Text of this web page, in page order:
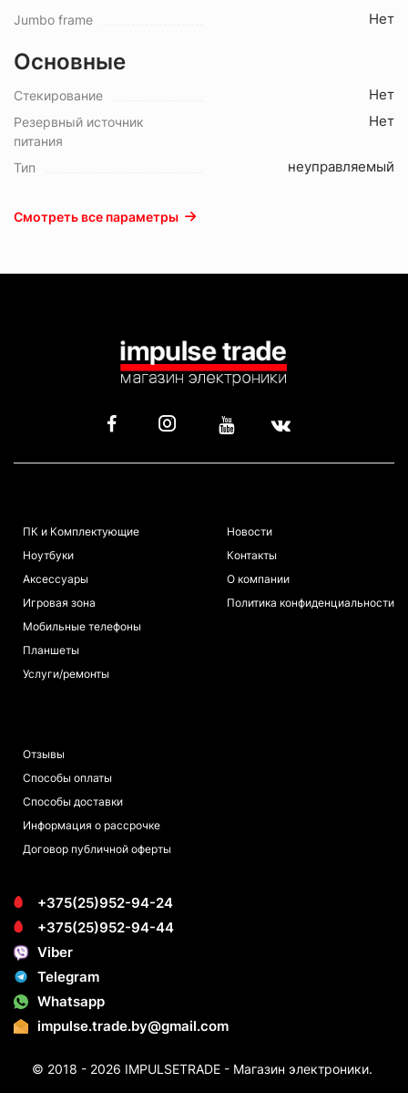
Jumbo frame Нет
Основные
Стекирование Нет
Резервный источник
питания
Нет
Тип неуправляемый
Смотреть все параметры
ПК и Комплектующие
Ноутбуки
Аксессуары
Игровая зона
Мобильные телефоны
Планшеты
Услуги/ремонты
Новости
Контакты
О компании
Политика конфиденциальности
Отзывы
Способы оплаты
Способы доставки
Информация о рассрочке
Договор публичной оферты
+375(25)952-94-24
+375(25)952-94-44
Viber
Telegram
Whatsapp
impulse.trade.by@gmail.com
© 2018 - 2026 IMPULSETRADE - Магазин электроники.